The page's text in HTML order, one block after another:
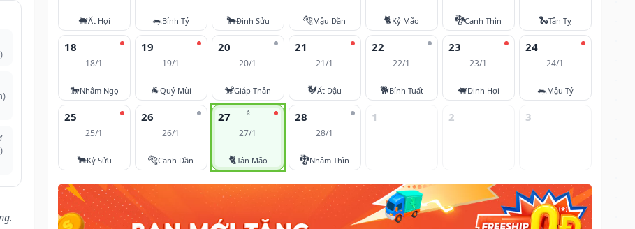
🐖Ất Hợi 🐀Bính Tý 🐂Đinh Sửu 🐅Mậu Dần 🐈Kỷ Mão 🐉Canh Thìn 🐍Tân Tỵ
18
18/1
🐎Nhâm Ngọ
19
19/1
🐐Quý Mùi
20
20/1
🐒Giáp Thân
21
21/1
🐓Ất Dậu
22
22/1
🐕Bính Tuất
23
23/1
🐖Đinh Hợi
24
24/1
🐀Mậu Tý
25
25/1
🐂Kỷ Sửu
26
26/1
🐅Canh Dần
⭐
27
27/1
🐈Tân Mão
28
28/1
🐉Nhâm Thìn
1 2 3